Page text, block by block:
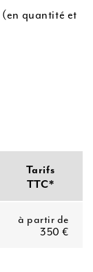
quantité et
Tarifs
TTC*
à partir de
350 €